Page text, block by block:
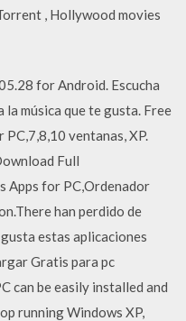
, Hollywood movies
for Android. Escucha
música que te gusta. Free
ventanas, XP.
Full
Apps for PC,Ordenador
han perdido de
estas aplicaciones
Gratis para pc
can be easily installed and
running Windows XP,